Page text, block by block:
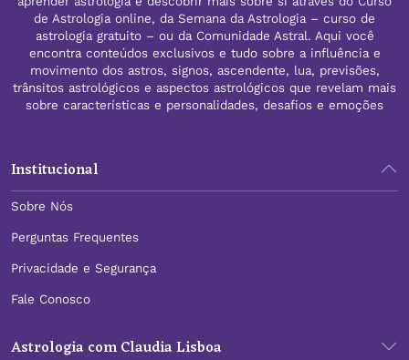
de Astrologia online, da Semana da Astrologia – curso de
astrologia gratuito – ou da Comunidade Astral. Aqui você
encontra conteúdos exclusivos e tudo sobre a influência e
movimento dos astros, signos, ascendente, lua, previsões,
trânsitos astrológicos e aspectos astrológicos que revelam mais
sobre características e personalidades, desafios e emoções
Institucional
Sobre Nós
Perguntas Frequentes
Privacidade e Segurança
Fale Conosco
Astrologia com Claudia Lisboa